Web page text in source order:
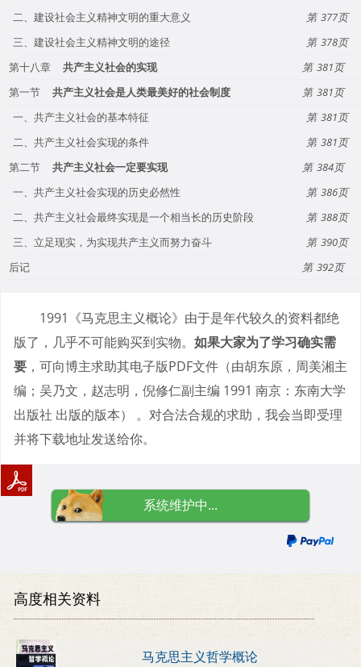
二、建设社会主义精神文明的重大意义
377
三、建设社会主义精神文明的途径
378
第十八章
共产主义社会的实现
381
第一节
共产主义社会是人类最美好的社会制度
381
一、共产主义社会的基本特征
381
二、共产主义社会实现的条件
381
第二节
共产主义社会一定要实现
384
一、共产主义社会实现的历史必然性
386
二、共产主义社会最终实现是一个相当长的历史阶段
388
三、立足现实，为实现共产主义而努力奋斗
390
后记
392
1991《马克思主义概论》由于是年代较久的资料都绝
版了，几乎不可能购买到实物。 如果大家为了学习确实需
要 ，可向博主求助其电子版PDF文件（由胡东原，周美湘主
编；吴乃文，赵志明，倪修仁副主编 1991 南京：东南大学
出版社 出版的版本） 。对合法合规的求助，我会当即受理
并将下载地址发送给你。
系统维护中...
高度相关资料
马克思主义哲学概论